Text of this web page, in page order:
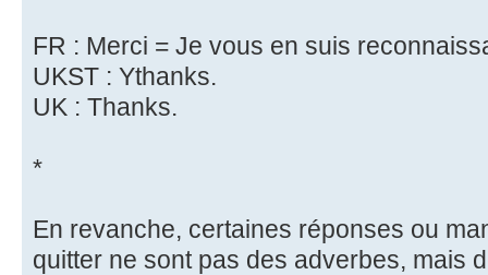
FR : Merci = Je vous en suis
UKST : Ythanks.
UK : Thanks.
*
En revanche, certaines réponses ou
quitter ne sont pas des adverbes, mais